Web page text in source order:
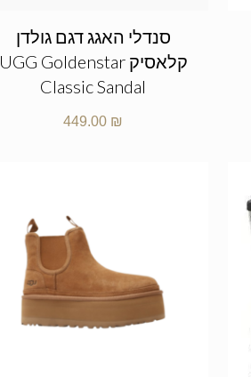
סנדלי האגג דגם גולדן
קלאסיק UGG Goldenstar
Classic Sandal
449.00 ₪